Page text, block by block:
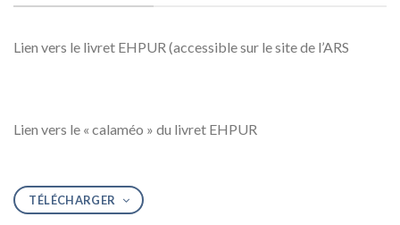
Lien vers le livret EHPUR (accessible sur le site de l’ARS
Lien vers le « calaméo » du livret EHPUR
TÉLÉCHARGER